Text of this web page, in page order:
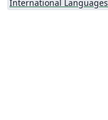
International Languages